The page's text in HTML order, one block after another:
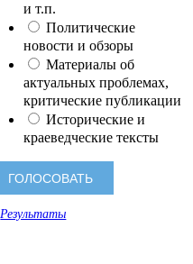
и т.п.
Политические
новости и обзоры
Материалы об
актуальных проблемах,
критические публикации
Исторические и
краеведческие тексты
Результаты